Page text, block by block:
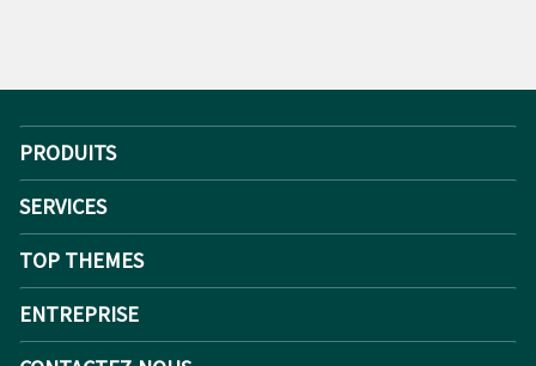
PRODUITS
SERVICES
TOP THEMES
ENTREPRISE